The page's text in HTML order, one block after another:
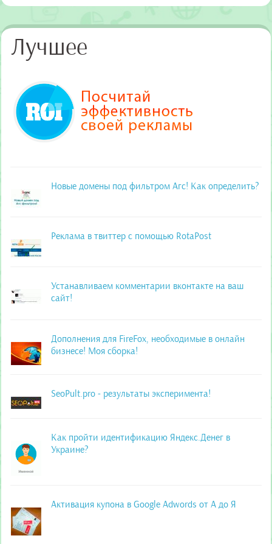
Лучшее
Новые домены под фильтром Агс! Как определить?
Реклама в твиттер с помощью RotaPost
Устанавливаем комментарии вконтакте на ваш
сайт!
Дополнения для FireFox, необходимые в онлайн
бизнесе! Моя сборка!
SeoPult.pro - результаты эксперимента!
Как пройти идентификацию Яндекс.Денег в
Украине?
Активация купона в Google Adwords от А до Я